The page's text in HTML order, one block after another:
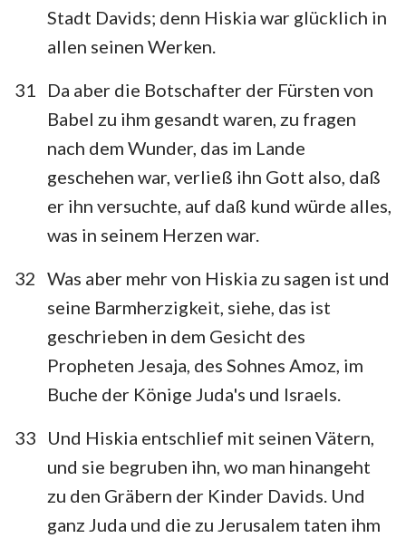
Stadt Davids; denn Hiskia war glücklich in
allen seinen Werken.
31
Da aber die Botschafter der Fürsten von
Babel zu ihm gesandt waren, zu fragen
nach dem Wunder, das im Lande
geschehen war, verließ ihn Gott also, daß
er ihn versuchte, auf daß kund würde alles,
was in seinem Herzen war.
32 Was aber mehr von Hiskia zu sagen ist und
seine Barmherzigkeit, siehe, das ist
geschrieben in dem Gesicht des
Propheten Jesaja, des Sohnes Amoz, im
Buche der Könige Juda's und Israels.
33
Und Hiskia entschlief mit seinen Vätern,
und sie begruben ihn, wo man hinangeht
zu den Gräbern der Kinder Davids. Und
ganz Juda und die zu Jerusalem taten ihm